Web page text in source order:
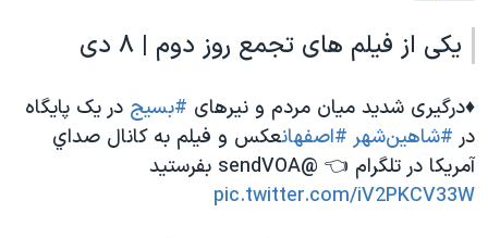
یکی از فیلم های تجمع روز دوم | ۸ دی
♦️درگیری شدید میان مردم و نیرهای #بسیج در یک پایگاه
در #شاهین‌شهر #اصفهانعکس و فیلم به كانال صداي
آمريكا در تلگرام 👈 @sendVOA بفرستید
pic.twitter.com/iV2PKCV33W